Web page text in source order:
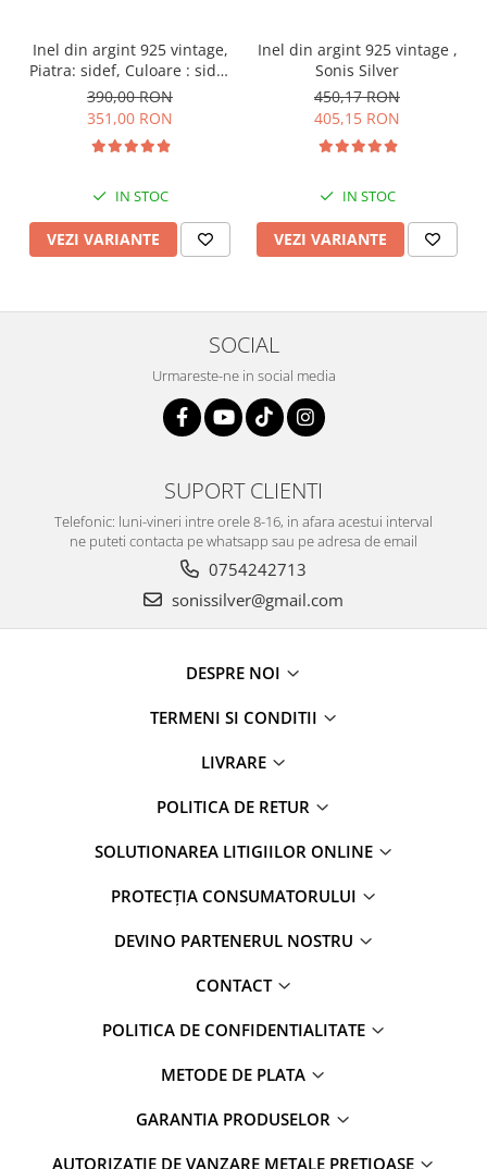
Inel din argint 925 vintage,
Piatra: sidef, Culoare : sidef
, Sonis Silver
390,00 RON
351,00 RON
IN STOC
VEZI VARIANTE
Inel din argint 925 vintage ,
Sonis Silver
450,17 RON
405,15 RON
IN STOC
VEZI VARIANTE
SOCIAL
Urmareste-ne in social media
SUPORT CLIENTI
Telefonic: luni-vineri intre orele 8-16, in afara acestui interval
ne puteti contacta pe whatsapp sau pe adresa de email
0754242713
sonissilver@gmail.com
DESPRE NOI
TERMENI SI CONDITII
LIVRARE
POLITICA DE RETUR
SOLUTIONAREA LITIGIILOR ONLINE
PROTECȚIA CONSUMATORULUI
DEVINO PARTENERUL NOSTRU
CONTACT
POLITICA DE CONFIDENTIALITATE
METODE DE PLATA
GARANTIA PRODUSELOR
AUTORIZAȚIE DE VANZARE METALE PRETIOASE